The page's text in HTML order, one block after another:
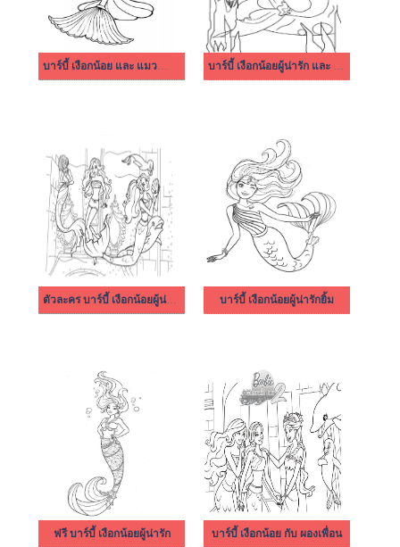
บาร์บี้ เงือกน้อย และ แมวน้ำแสนน่ารัก บาร์บี้ เงือกน้อยผู้น่ารัก และ ฝูงปลา
ตัวละคร บาร์บี้ เงือกน้อยผู้น่ารัก บาร์บี้ เงือกน้อยผู้น่ารักยิ้ม
ฟรี บาร์บี้ เงือกน้อยผู้น่ารัก บาร์บี้ เงือกน้อย กับ ผองเพื่อน